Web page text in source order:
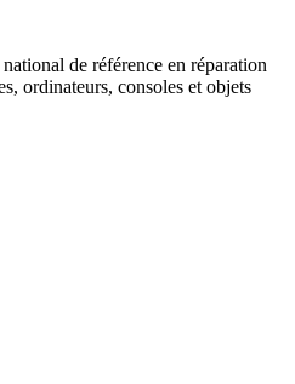
de référence en réparation
ordinateurs, consoles et objets